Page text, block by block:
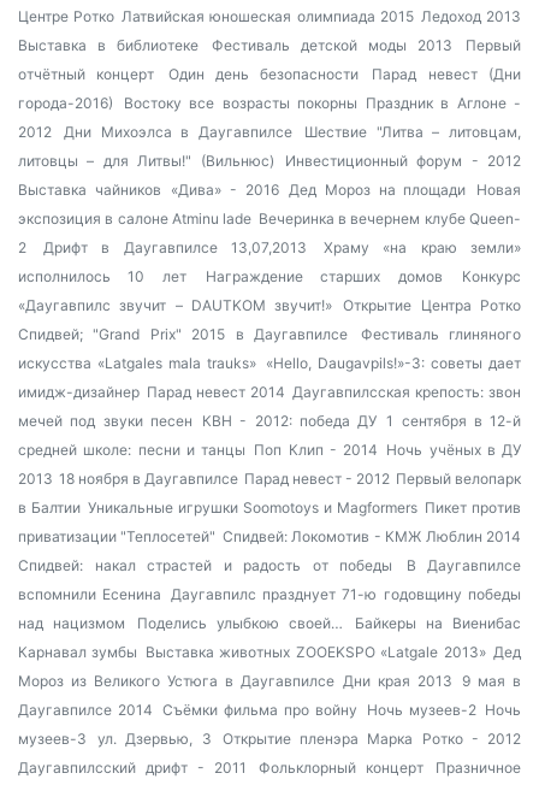
Центре Ротко Латвийская юношеская олимпиада 2015 Ледоход 2013
Выставка в библиотеке
Фестиваль детской моды 2013
Первый
отчётный концерт
Один день безопасности
Парад невест (Дни
города-2016)
Востоку все возрасты покорны Праздник в Аглоне -
2012
Дни Михоэлса в Даугавпилсе
Шествие "Литва – литовцам,
литовцы – для Литвы!" (Вильнюс)
Инвестиционный форум - 2012
Выставка чайников
«Дива» - 2016 Дед Мороз на площади
Новая
экспозиция в салоне Atminu lade Вечеринка в вечернем клубе Queen-
2
Дрифт в Даугавпилсе 13,07,2013
Храму «на краю земли»
исполнилось 10 лет
Награждение старших домов
Конкурс
«Даугавпилс звучит – DAUTKOM звучит!»
Открытие Центра Ротко
Спидвей; "Grand Prix" 2015 в Даугавпилсе
Фестиваль глиняного
искусства «Latgales mala trauks» «Hello, Daugavpils!»-3: советы дает
имидж-дизайнер Парад невест 2014 Даугавпилсская крепость: звон
мечей под звуки песен
КВН - 2012: победа ДУ 1 сентября в 12-й
средней школе: песни и танцы Поп Клип - 2014 Ночь учёных в ДУ
2013 18 ноября в Даугавпилсе Парад невест - 2012 Первый велопарк
в Балтии Уникальные игрушки Soomotoys и Magformers Пикет против
приватизации "Теплосетей" Спидвей: Локомотив - КМЖ Люблин 2014
Спидвей: накал страстей и радость от победы
В Даугавпилсе
вспомнили Есенина Даугавпилс празднует 71-ю годовщину победы
над нацизмом
Поделись улыбкою своей…
Байкеры на Виенибас
Карнавал зумбы Выставка животных ZOOEKSPO «Latgale 2013» Дед
Мороз из Великого Устюга в Даугавпилсе Дни края 2013
9 мая в
Даугавпилсе 2014 Съёмки фильма про войну Ночь музеев-2 Ночь
музеев-3
ул. Дзервью, 3
Открытие пленэра Марка Ротко - 2012
Даугавпилсский дрифт - 2011
Фольклорный концерт
Празничное